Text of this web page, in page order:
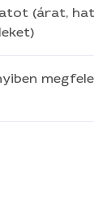
(árat,